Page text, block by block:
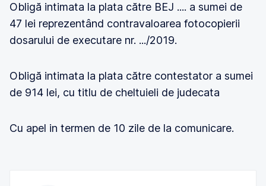
Obligă intimata la plata către BEJ .... a sumei de
47 lei reprezentând contravaloarea fotocopierii
dosarului de executare nr. .../2019.
Obligă intimata la plata către contestator a sumei
de 914 lei, cu titlu de cheltuieli de judecata
Cu apel in termen de 10 zile de la comunicare.